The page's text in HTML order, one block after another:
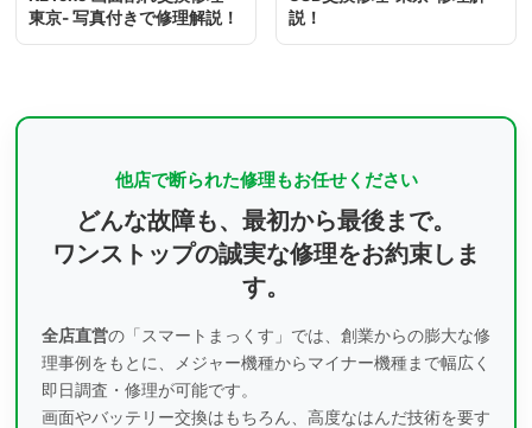
東京- 写真付きで修理解説！
説！
他店で断られた修理もお任せください
どんな故障も、最初から最後まで。
ワンストップの誠実な修理をお約束しま
す。
全店直営の「スマートまっくす」では、創業からの膨大な修
理事例をもとに、
メジャー機種からマイナー機種まで幅広く
即日調査・修理が可能です。
画面やバッテリー交換はもちろん、高度なはんだ技術を要す